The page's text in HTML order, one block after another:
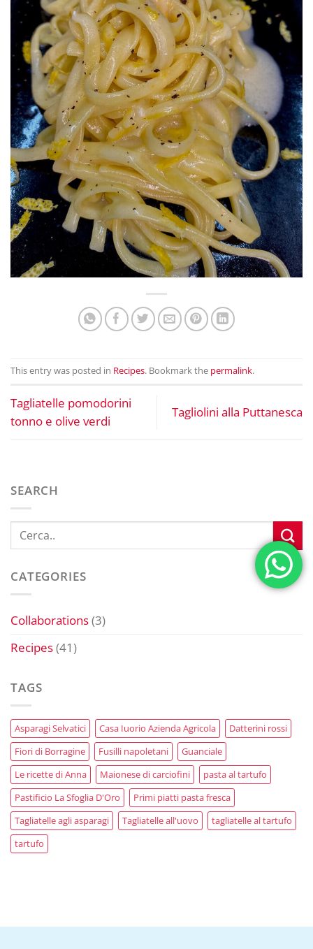
This entry was posted in Recipes. Bookmark the permalink.
Tagliatelle pomodorini
tonno e olive verdi
Tagliolini alla Puttanesca
SEARCH
CATEGORIES
Collaborations(3)
Recipes(41)
TAGS
Asparagi Selvatici Casa Iuorio Azienda Agricola
Datterini rossi
Fiori di Borragine
Fusilli napoletani
Guanciale
Le ricette di Anna
Maionese di carciofini
pasta al tartufo
Pastificio La Sfoglia D'Oro
Primi piatti pasta fresca
Tagliatelle agli asparagi
Tagliatelle all'uovo
tagliatelle al tartufo
tartufo